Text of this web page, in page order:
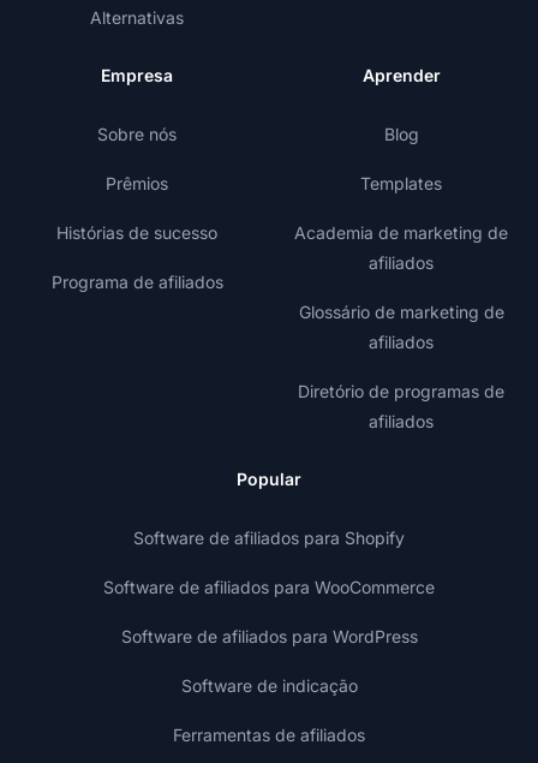
Alternativas
Empresa
Sobre nós
Prêmios
Histórias de sucesso
Programa de afiliados
Aprender
Blog
Templates
Academia de marketing de
afiliados
Glossário de marketing de
afiliados
Diretório de programas de
afiliados
Popular
Software de afiliados para Shopify
Software de afiliados para WooCommerce
Software de afiliados para WordPress
Software de indicação
Ferramentas de afiliados